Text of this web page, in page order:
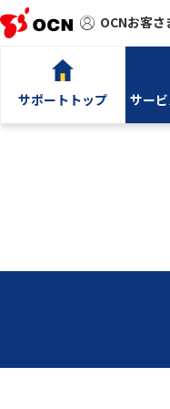
OCNお客
サポートトップ サー